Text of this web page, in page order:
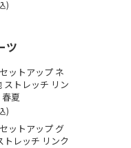
)
ツ
ットアップ ネ
ストレッチ リン
春夏
)
ットアップ グ
トレッチ リンク